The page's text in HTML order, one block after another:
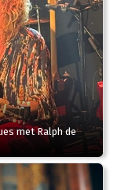
met Ralph de